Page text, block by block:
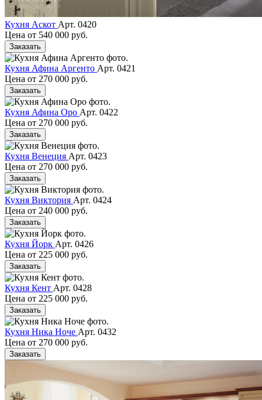
Кухня Аскот Арт. 0420
Цена от 540 000 руб.
Заказать
Кухня Афина Аргенто Арт. 0421
Цена от 270 000 руб.
Заказать
Кухня Афина Оро Арт. 0422
Цена от 270 000 руб.
Заказать
Кухня Венеция Арт. 0423
Цена от 270 000 руб.
Заказать
Кухня Виктория Арт. 0424
Цена от 240 000 руб.
Заказать
Кухня Йорк Арт. 0426
Цена от 225 000 руб.
Заказать
Кухня Кент Арт. 0428
Цена от 225 000 руб.
Заказать
Кухня Ника Ноче Арт. 0432
Цена от 270 000 руб.
Заказать